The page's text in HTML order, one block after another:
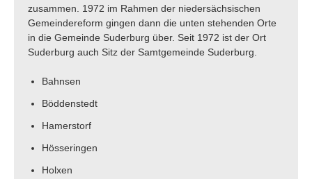
zusammen. 1972 im Rahmen der niedersächsischen
Gemeindereform gingen dann die unten stehenden Orte
in die Gemeinde Suderburg über. Seit 1972 ist der Ort
Suderburg auch Sitz der Samtgemeinde Suderburg.
Bahnsen
Böddenstedt
Hamerstorf
Hösseringen
Holxen